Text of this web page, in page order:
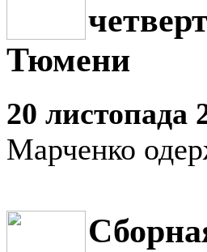
Тюмени
20 листопада
Марченко